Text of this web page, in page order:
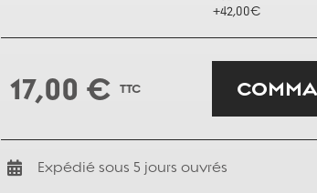
+42,00€
17,00 € TTC
Expédié sous5 jours ouvrés